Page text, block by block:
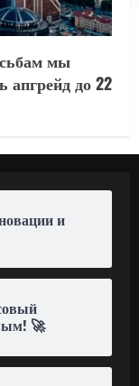
мы
апгрейд до 22
и
🚀